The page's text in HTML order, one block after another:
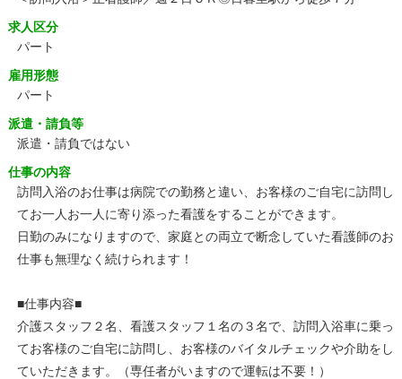
求人区分
パート
雇用形態
パート
派遣・請負等
派遣・請負ではない
仕事の内容
訪問入浴のお仕事は病院での勤務と違い、お客様のご自宅に訪問し
てお一人お一人に寄り添った看護をすることができます。
日勤のみになりますので、家庭との両立で断念していた看護師のお
仕事も無理なく続けられます！
■仕事内容■
介護スタッフ２名、看護スタッフ１名の３名で、訪問入浴車に乗っ
てお客様のご自宅に訪問し、お客様のバイタルチェックや介助をし
ていただきます。（専任者がいますので運転は不要！）